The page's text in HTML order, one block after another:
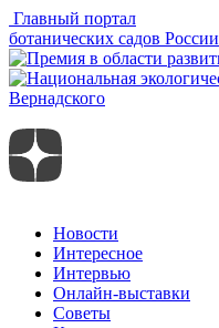
Главный портал
ботанических садов России
Новости
Интересное
Интервью
Онлайн-выставки
Советы